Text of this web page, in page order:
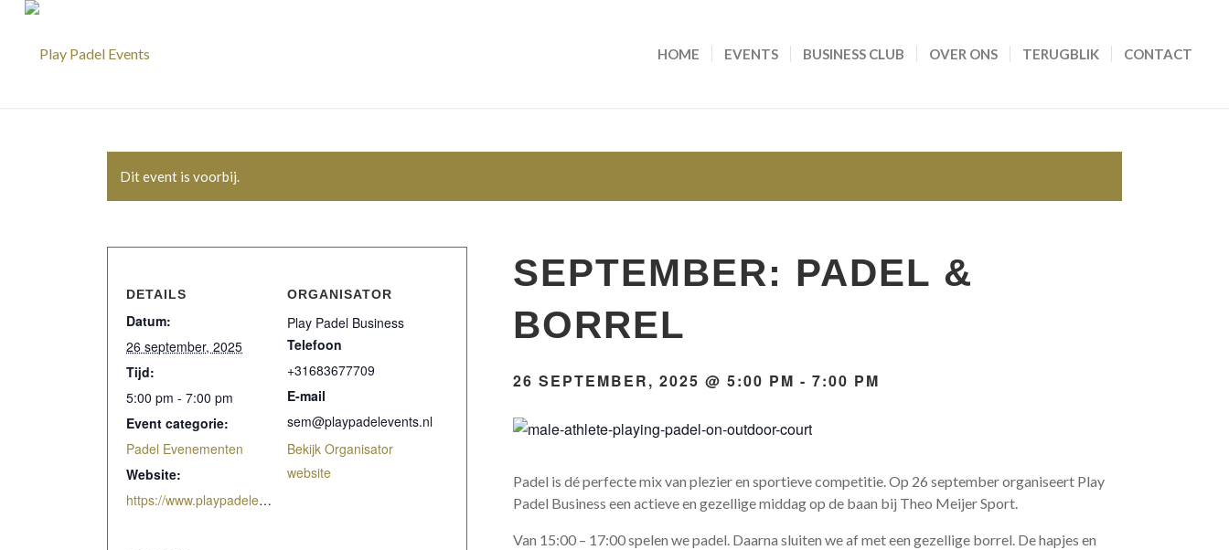
HOME EVENTS BUSINESS CLUB OVER ONS TERUGBLIK CONTACT
Dit event is voorbij.
SEPTEMBER: PADEL &
BORREL
26 SEPTEMBER, 2025 @ 5:00 PM -7:00 PM
Padel is dé perfecte mix van plezier en sportieve competitie. Op 26 september organiseert Play
Padel Business een actieve en gezellige middag op de baan bij Theo Meijer Sport.
Van 15:00 – 17:00 spelen we padel. Daarna sluiten we af met een gezellige borrel. De hapjes en
DETAILS
Datum:
26 september, 2025
Tijd:
5:00 pm - 7:00 pm
Event categorie:
Padel Evenementen
Website:
https://www.playpadelevents.nl/
ORGANISATOR
Play Padel Business
Telefoon
+31683677709
E-mail
sem@playpadelevents.nl
Bekijk Organisator
website